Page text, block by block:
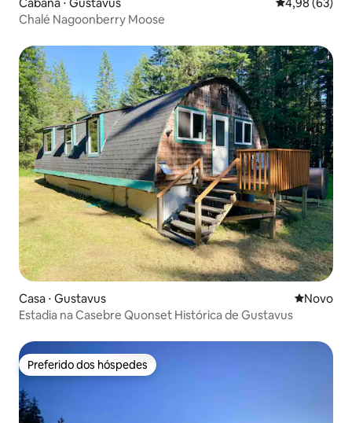
Chalé Nagoonberry Moose
Casa ⋅ Gustavus Novo
Novo
Estadia na Casebre Quonset Histórica de Gustavus
Preferido dos hóspedes
Preferido dos hóspedes